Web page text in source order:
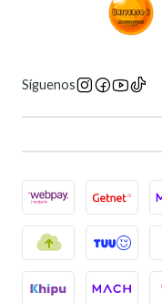
Síguenos